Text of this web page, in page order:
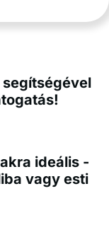
ideális -
vagy esti